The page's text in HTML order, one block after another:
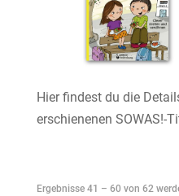
Hier findest du die
erschienenen SOWAS!-
Ergebnisse 41 – 60 von 62